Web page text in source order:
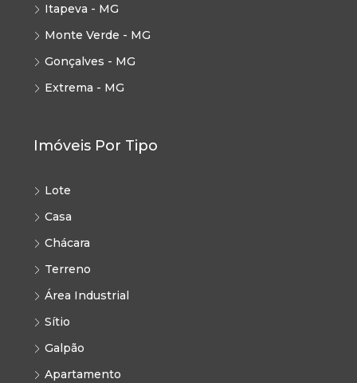
Itapeva - MG
Monte Verde - MG
Gonçalves - MG
Extrema - MG
Imóveis Por Tipo
Lote
Casa
Chácara
Terreno
Área Industrial
Sítio
Galpão
Apartamento